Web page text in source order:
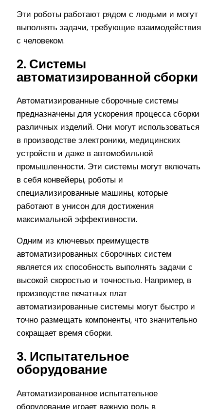
Эти роботы работают рядом с людьми и могут
выполнять задачи, требующие взаимодействия
с человеком.
2. Системы
автоматизированной сборки
Автоматизированные сборочные системы
предназначены для ускорения процесса сборки
различных изделий. Они могут использоваться
в производстве электроники, медицинских
устройств и даже в автомобильной
промышленности. Эти системы могут включать
в себя конвейеры, роботы и
специализированные машины, которые
работают в унисон для достижения
максимальной эффективности.
Одним из ключевых преимуществ
автоматизированных сборочных систем
является их способность выполнять задачи с
высокой скоростью и точностью. Например, в
производстве печатных плат
автоматизированные системы могут быстро и
точно размещать компоненты, что значительно
сокращает время сборки.
3. Испытательное
оборудование
Автоматизированное испытательное
оборудование играет важную роль в